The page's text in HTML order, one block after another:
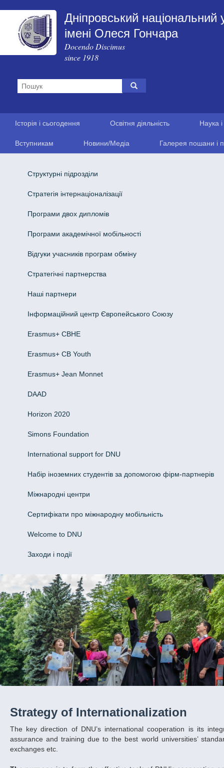
Дніпровський національний
імені Олеся Гончара
Docendo Discimus
since 1918
Історія і сьогодення Освітня діяльність Наука
Вступникам Новини/Медіа Галерея пошани і
Структурні підрозділи
Стратегія інтернаціоналізації
Програми двох дипломів
Програми академічної мобільності
Відгуки учасників програм обміну
Стратегічні партнерства
Наші партнери
Інформаційний центр Європейського Союзу
Erasmus+ CBHE
Erasmus+ CB Youth
Erasmus+ Jean Monnet
DAAD
Horizon 2020
Simons Foundation
International support for DNU
Набір іноземних студентів за допомогою фірм-партнерів
Міжнародні центри
Сертифікати про міжнародну мобільність
Welcome to DNU
Заходи і події
Strategy of Internationalization
The key direction of DNU’s international cooperation is its
assurance and training due to the best world universities’
exchanges etc.